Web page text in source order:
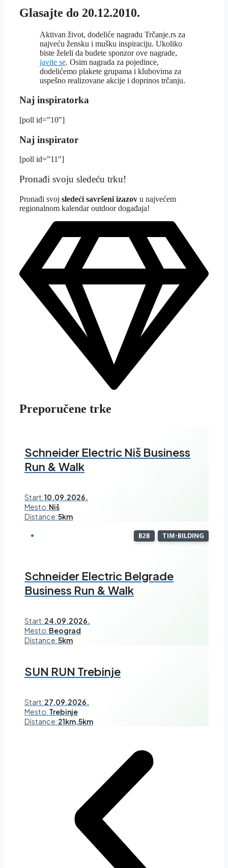
Glasajte do 20.12.2010.
Aktivan život, dodeliće nagradu Trčanje.rs za
najveću žensku i mušku inspiraciju. Ukoliko
biste želeli da budete sponzor ove nagrade,
javite se. Osim nagrada za pojedince,
dodelićemo plakete grupama i klubovima za
uspešno realizovane akcije i doprinos trčanju.
Naj inspiratorka
[poll id=”10″]
Naj inspirator
[poll id=”11″]
Pronađi svoju sledeću trku!
Pronađi svoj sledeći savršeni izazov u najvećem
regionalnom kalendar outdoor događaja!
Preporučene trke
Schneider Electric Niš Business
Run & Walk
Start:10.09.2026.
Mesto: Niš
Distance:5km
B2B TIM-BILDING
Schneider Electric Belgrade
Business Run & Walk
Start: 24.09.2026.
Mesto: Beograd
Distance:5km
SUN RUN Trebinje
Start: 27.09.2026.
Mesto: Trebinje
Distance: 21km,5km